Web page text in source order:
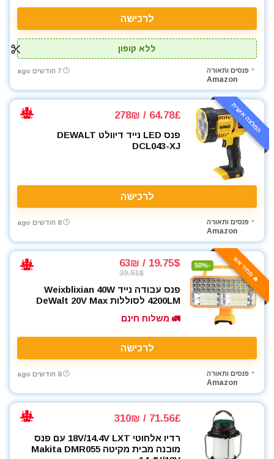
לרכישה
ללא קופון
פנסים ותאורה
Amazon
7 חודשים ago
המלצה אישית 64.78£ / 278₪
פנס LED נייד דיוולט DEWALT
DCL043-XJ
לרכישה
פנסים ותאורה
Amazon
8 חודשים ago
🔥 מחיר אש -50%
19.75$ / 63₪
39.51$
פנס עבודה נייד Weixblixian 40W
4200LM לסוללות DeWalt 20V Max
🚛 משלוח חינם
לרכישה
פנסים ותאורה
Amazon
8 חודשים ago
71.56£ / 310₪
רדיו אלחוטי 18V/14.4V LXT עם פנס
מובנה מבית מקיטה Makita DMR055